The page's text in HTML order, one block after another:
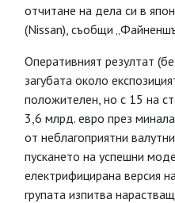
отчитане на дела си в
(Nissan), съобщи
Оперативният резултат
загубата около
положителен, но с 15 на
3,6 млрд. евро през
от неблагоприятни
пускането на успешни
електрифицирана версия
групата изпитва